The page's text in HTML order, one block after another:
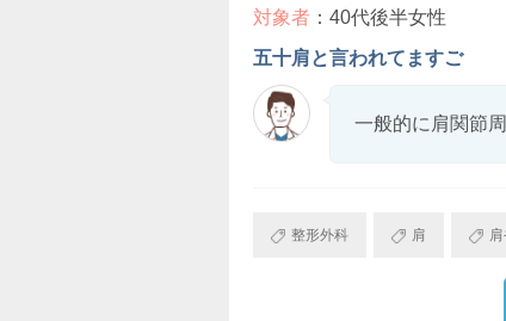
対象者 ：40代後半女性
五十肩と言われてますご
一般的に肩関節
整形外科 肩